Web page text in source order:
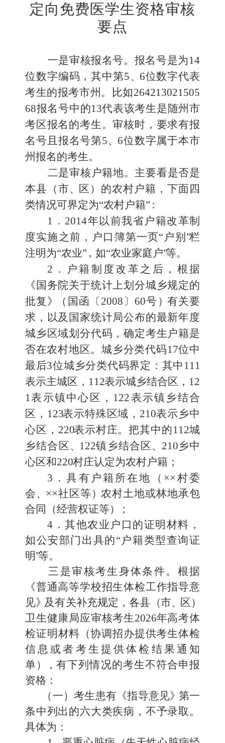
定向免费医学生资格审核
要点
一是审核报名号。 报名号是为 14
位数字编码，其中第5、 6位数字代表
考生的报考市州。比如264213021505
68报名号中的13代表该考生是随州市
考区报名的考生。审核时，要求有报
名号 且报名号第5、 6位数字属于本市
州报名的考生。
二是审核户籍地。 主要看是否是
本县（市、
区）的农村户籍，下面四
类情况可界定为“农村户籍”：
1 ． 2014年以前我省户籍改革制
度实施之前，户口簿第一页“户别 ”栏
注明为“农业”，如“农业家庭户”等。
2 ．户籍制度改革之后，根据
《国务院关于统计上划分城乡规定的
批复》 （国函〔 2008 〕 60号 ） 有关要
求，以及国家统计局公布的最新年度
城乡区域划分代码，确定考生户籍是
否在农村地区。城乡分类代码17位中
最后3位城乡分类代码界定：其中 111
表示主城区， 112表示城乡结合区， 12
1表示镇中心区， 122表示镇乡结合
区， 123表示特殊区域， 210表示乡中
心区， 220表示村庄。把其中的112城
乡结合区、 122镇乡结合区、 210乡中
心区和220村庄认定为农村户籍；
3 ．具有户籍所在地（ ×× 村委
会、 ××社区等 ） 农村土地或林地承包
合同（经营权证等）
；
4 ．其他农业户口的证明材料，
如公安部门出具的“户籍类型查询证
明”等。
三 是审核考生身体条件。 根据
《普通高等学校招生体检工作指导意
见》 及有关补充规定，各县 （市、 区）
卫生健康局应审核考生2026年高考体
检证明材料 （协调招办提供考生体检
信息或者考生 提供体检结果通知
单） ，有下列情况的考生不符合申报
资格：
（一）考生患有《指导意见》 第一
条中列出的六大类疾病 ，不予录取。
具体为：